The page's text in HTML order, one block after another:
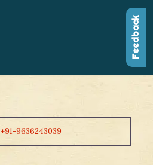
+91-9636243039
Feedback